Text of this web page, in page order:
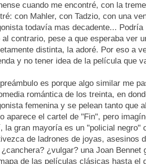
cuando me encontré, con la
con Mahler, con Tadzio, con una
todavía mas decadente...
al contrario, pese a que esperaba ver
distinta, la adoré. Por eso a
y no tener idea de la película que
es porque algo similar me
romántica de los treinta, en
femenina y se pelean tanto que
aparece el cartel de "Fin", pero
la gran mayoría es un "policial negro"
de ladrones de joyas, asesinos
¿vulgar? una Joan Bennet
de las películas clásicas hasta